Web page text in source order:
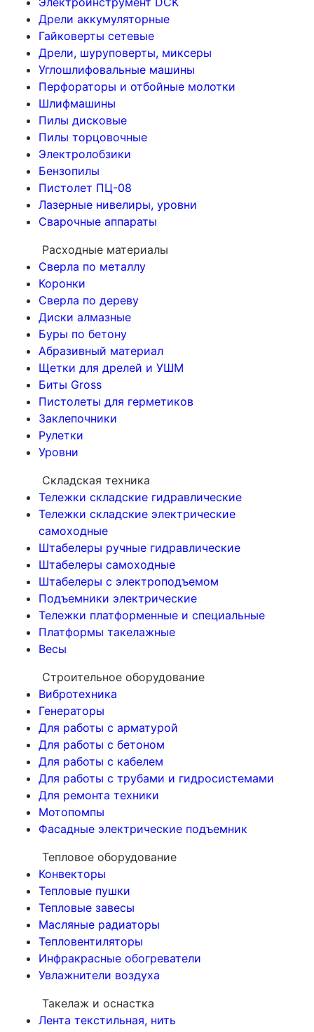
Дрели аккумуляторные
Гайковерты сетевые
Дрели, шуруповерты, миксеры
Углошлифовальные машины
Перфораторы и отбойные молотки
Шлифмашины
Пилы дисковые
Пилы торцовочные
Электролобзики
Бензопилы
Пистолет ПЦ-08
Лазерные нивелиры, уровни
Сварочные аппараты
Расходные материалы
Сверла по металлу
Коронки
Сверла по дереву
Диски алмазные
Буры по бетону
Абразивный материал
Щетки для дрелей и УШМ
Биты Gross
Пистолеты для герметиков
Заклепочники
Рулетки
Уровни
Складская техника
Тележки складские гидравлические
Тележки складские электрические
самоходные
Штабелеры ручные гидравлические
Штабелеры самоходные
Штабелеры с электроподъемом
Подъемники электрические
Тележки платформенные и специальные
Платформы такелажные
Весы
Строительное оборудование
Вибротехника
Генераторы
Для работы с арматурой
Для работы с бетоном
Для работы с кабелем
Для работы с трубами и гидросистемами
Для ремонта техники
Мотопомпы
Фасадные электрические подъемник
Тепловое оборудование
Конвекторы
Тепловые пушки
Тепловые завесы
Масляные радиаторы
Тепловентиляторы
Инфракрасные обогреватели
Увлажнители воздуха
Такелаж и оснастка
Лента текстильная, нить